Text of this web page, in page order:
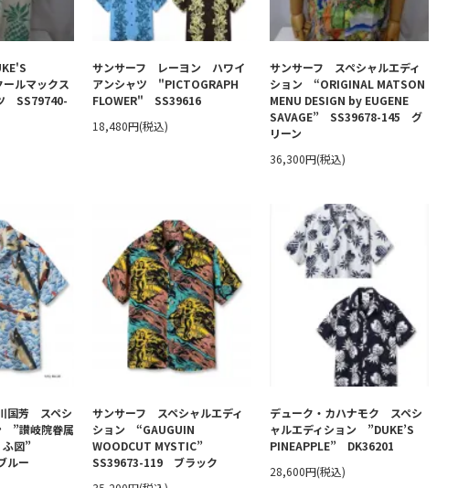
ルマックス
SS79740-
サンサーフ レーヨン ハワイ
アンシャツ "PICTOGRAPH
FLOWER" SS39616
18,480円(税込)
サンサーフ スペシャルエディ
ション “ORIGINAL MATSON
MENU DESIGN by EUGENE
SAVAGE” SS39678-145 グ
リーン
36,300円(税込)
国芳 スペシ
”讃岐院眷属
ふ図”
ルー
サンサーフ スペシャルエディ
ション “GAUGUIN
WOODCUT MYSTIC”
SS39673-119 ブラック
デューク・カハナモク スペシ
ャルエディション ”DUKE’S
PINEAPPLE” DK36201
28,600円(税込)